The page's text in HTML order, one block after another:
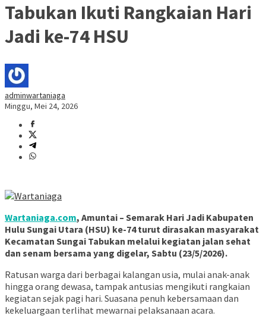
Tabukan Ikuti Rangkaian Hari
Jadi ke-74 HSU
adminwartaniaga
Minggu, Mei 24, 2026
Wartaniaga.com, Amuntai – Semarak Hari Jadi Kabupaten
Hulu Sungai Utara (HSU) ke-74 turut dirasakan masyarakat
Kecamatan Sungai Tabukan melalui kegiatan jalan sehat
dan senam bersama yang digelar, Sabtu (23/5/2026).
Ratusan warga dari berbagai kalangan usia, mulai anak-anak
hingga orang dewasa, tampak antusias mengikuti rangkaian
kegiatan sejak pagi hari. Suasana penuh kebersamaan dan
kekeluargaan terlihat mewarnai pelaksanaan acara.